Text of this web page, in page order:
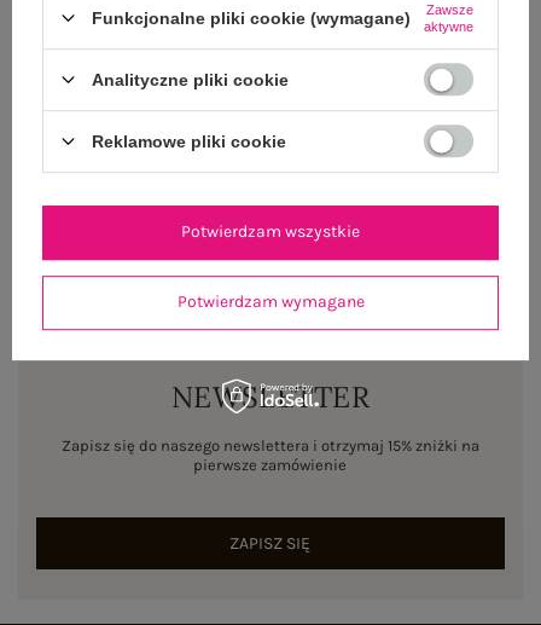
OPINIE O PRODUKCIE
WYSYŁKA I DOSTAWA
ZWROTY I REKLAMACJE
NEWSLETTER
Zapisz się do naszego newslettera i otrzymaj 15% zniżki na
pierwsze zamówienie
ZAPISZ SIĘ
Funkcjonalne pliki cookie (wymagane)
Zawsze
aktywne
Analityczne pliki cookie
Reklamowe pliki cookie
Potwierdzam wymagane
Potwierdzam wszystkie